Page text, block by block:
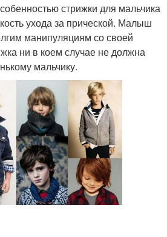
стрижки для мальчика
ухода за прической. Малыш
манипуляциям со своей
ни в коем случае не должна
мальчику.